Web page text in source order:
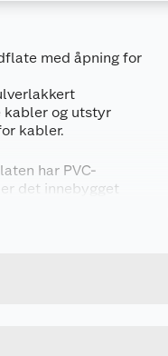
med åpning for
kabler og utstyr
kabler.
har PVC-
det innebygget